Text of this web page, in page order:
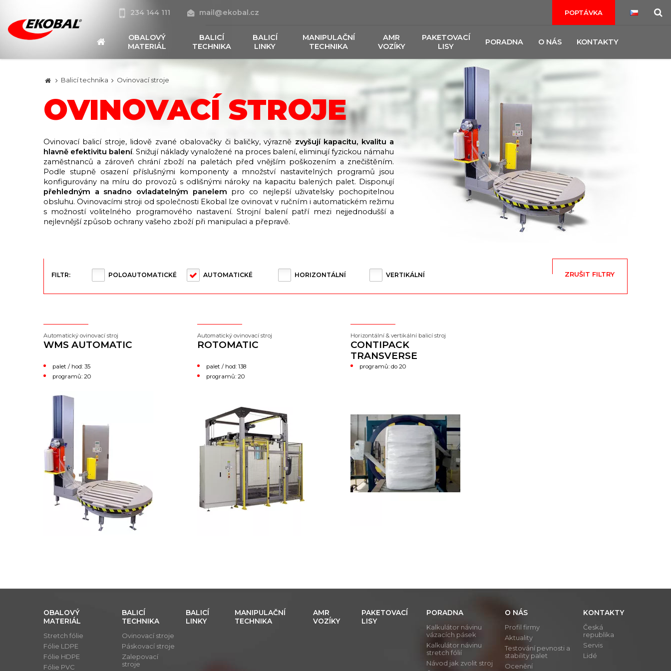
234 144 111 mail@ekobal.cz POPTÁVKA
OBALOVÝ
MATERIÁL
BALICÍ
TECHNIKA
BALICÍ
LINKY
MANIPULAČNÍ
TECHNIKA
AMR
VOZÍKY
PAKETOVACÍ
LISY
PORADNA O NÁS KONTAKTY
Balicí technika Ovinovací stroje
OVINOVACÍ STROJE
Ovinovací balicí stroje, lidově zvané obalovačky či baličky, výrazně zvyšují kapacitu, kvalitu a
hlavně efektivitu balení. Snižují náklady vynaložené na proces balení, eliminují fyzickou námahu
zaměstnanců a zároveň chrání zboží na paletách před vnějším poškozením a znečištěním.
Podle stupně osazení příslušnými komponenty a množství nastavitelných programů jsou
konfigurovány na míru do provozů s odlišnými nároky na kapacitu balených palet. Disponují
přehledným a snadno ovladatelným panelem pro co nejlepší uživatelsky pochopitelnou
obsluhu. Ovinovacími stroji od společnosti Ekobal lze ovinovat v ručním i automatickém režimu
s možností volitelného programového nastavení. Strojní balení patří mezi nejjednodušší a
nejlevnější způsob ochrany vašeho zboží při manipulaci a přepravě.
FILTR: POLOAUTOMATICKÉ AUTOMATICKÉ HORIZONTÁLNÍ VERTIKÁLNÍ ZRUŠIT FILTRY
Automatický ovinovací stroj
WMS AUTOMATIC
palet / hod: 35
programů: 20
Automatický ovinovací stroj
ROTOMATIC
palet / hod: 138
programů: 20
Horizontální & vertikální balicí stroj
CONTIPACK
TRANSVERSE
programů: do 20
OBALOVÝ
MATERIÁL
Stretch fólie
Fólie LDPE
Fólie HDPE
Fólie PVC
BALICÍ
TECHNIKA
Ovinovací stroje
Páskovací stroje
Zalepovací
stroje
BALICÍ
LINKY
MANIPULAČNÍ
TECHNIKA
AMR
VOZÍKY
PAKETOVACÍ
LISY
PORADNA
Kalkulátor návinu
vázacích pásek
Kalkulátor návinu
stretch fólií
Návod jak zvolit stroj
O NÁS
Profil firmy
Aktuality
Testování pevnosti a
stability palet
Ocenění
KONTAKTY
Česká
republika
Servis
Lidé